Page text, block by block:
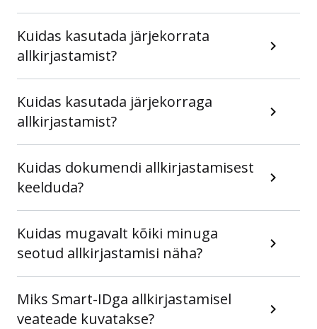
Kuidas kasutada järjekorrata
allkirjastamist?
Kuidas kasutada järjekorraga
allkirjastamist?
Kuidas dokumendi allkirjastamisest
keelduda?
Kuidas mugavalt kõiki minuga
seotud allkirjastamisi näha?
Miks Smart-IDga allkirjastamisel
veateade kuvatakse?